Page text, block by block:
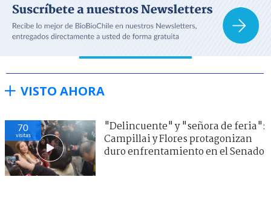
VISTO AHORA
70
visitas
"Delincuente" y "señora de feria":
Campillai y Flores protagonizan
duro enfrentamiento en el Senado